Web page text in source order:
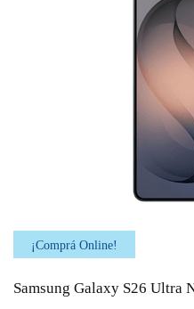
¡Comprá Online!
Samsung Galaxy S26 Ultra